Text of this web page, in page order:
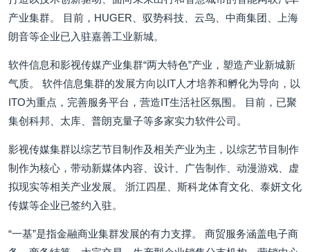
产业集群。 目前，HUGER、驭势科技、云鸟、中商集团、上海
朗音等企业已入驻嘉善工业新城。
软件信息和影视传媒产业集群“两大特色”产业，塑造产业新城新
气质。 软件信息集群的发展方向以IT人才培养和孵化为导向，以
ITO为重点，完善服务平台，营造IT生活社区氛围。 目前，已聚
集创科邦、太库、普朗克量子等多家实力软件公司。
影视传媒集群以综艺节目制作及相关产业为主，以综艺节目制作
制作为核心，带动新媒体内容、设计、广告制作、动漫游戏、虚
拟现实等相关产业发展。 浙江四星、斯科龙体育文化、泰妍文化
传媒等企业已签约入驻。
“一基”是指金融商业集群发展的有力支撑。 商贸服务涵盖电子商